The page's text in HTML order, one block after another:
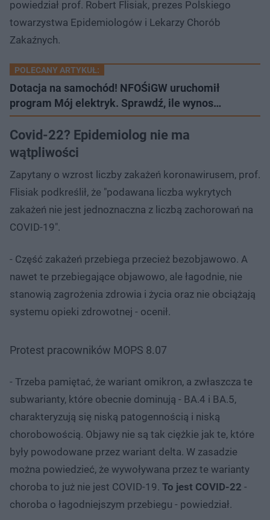
powiedział prof. Robert Flisiak, prezes Polskiego
towarzystwa Epidemiologów i Lekarzy Chorób
Zakaźnych.
POLECANY ARTYKUŁ:
Dotacja na samochód! NFOŚiGW uruchomił
program Mój elektryk. Sprawdź, ile wynos…
Covid-22? Epidemiolog nie ma
wątpliwości
Zapytany o wzrost liczby zakażeń koronawirusem, prof.
Flisiak podkreślił, że "podawana liczba wykrytych
zakażeń nie jest jednoznaczna z liczbą zachorowań na
COVID-19".
- Część zakażeń przebiega przecież bezobjawowo. A
nawet te przebiegające objawowo, ale łagodnie, nie
stanowią zagrożenia zdrowia i życia oraz nie obciążają
systemu opieki zdrowotnej - ocenił.
Protest pracowników MOPS 8.07
- Trzeba pamiętać, że wariant omikron, a zwłaszcza te
subwarianty, które obecnie dominują - BA.4 i BA.5,
charakteryzują się niską patogennością i niską
chorobowością. Objawy nie są tak ciężkie jak te, które
były powodowane przez wariant delta. W zasadzie
można powiedzieć, że wywoływana przez te warianty
choroba to już nie jest COVID-19. To jest COVID-22 -
choroba o łagodniejszym przebiegu - powiedział.